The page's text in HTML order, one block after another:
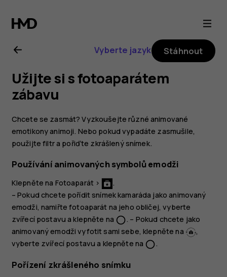
Uživatelská
příručka
k telefonu
Nokia 8.1
Vyberte jazyk Stáhnout
Užijte si s fotoaparátem
zábavu
Chcete se zasmát? Vyzkoušejte různé animované
emotikony animoji. Nebo pokud vypadáte zasmušile,
použijte filtr a pořiďte zkrášlený snímek.
Používání animovaných symbolů emodži
Klepněte na Fotoaparát >
.
– Pokud chcete pořídit snímek kamaráda jako animovaný
emodži, namiřte fotoaparát na jeho obličej, vyberte
zvířecí postavu a klepněte na panorama_fish_eye. – Pokud chcete jako
animovaný emodži vyfotit sami sebe, klepněte na
,
vyberte zvířecí postavu a klepněte na panorama_fish_eye.
Pořízení zkrášleného snímku